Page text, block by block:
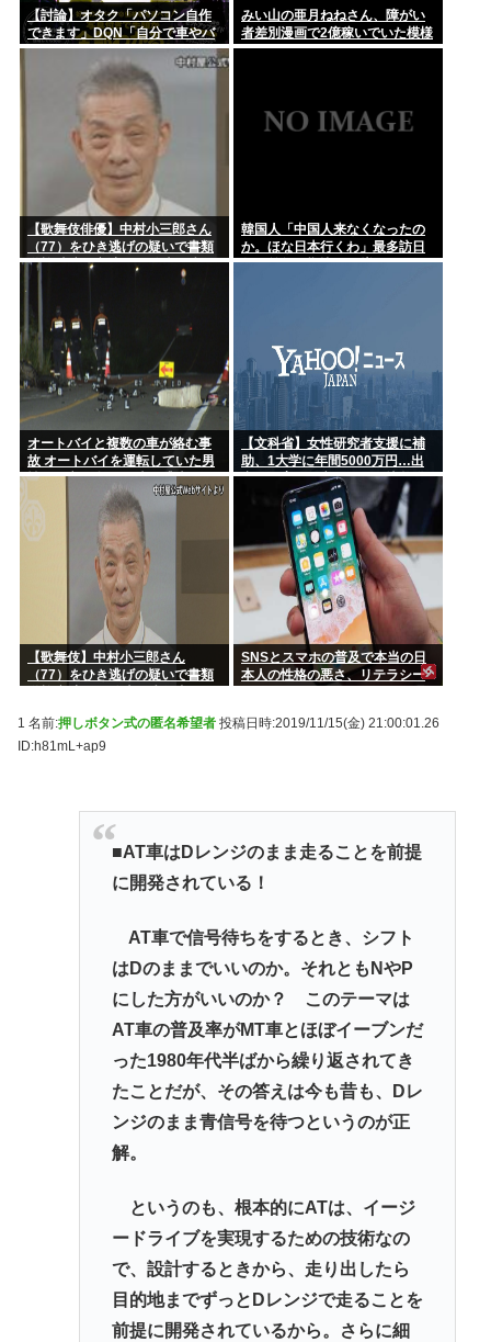
【討論】オタク「パソコン自作
できます」DQN「自分で車やバ
イクいじれます」
みい山の亜月ねねさん、障がい
者差別漫画で2億稼いでいた模様
www
【歌舞伎俳優】中村小三郎さん
（77）をひき逃げの疑いで書類
送検 東京・新宿区の路上で歩行
者の20代女性をはねてけがをさ
韓国人「中国人来なくなったの
か。ほな日本行くわ」最多訪日
数、前年同期比19%増
オートバイと複数の車が絡む事
故 オートバイを運転していた男
性が死亡 現場から車が逃走
【文科省】女性研究者支援に補
助、1大学に年間5000万円…出
産・子育と両立できる環境整備
し研究力底上げ
【歌舞伎】中村小三郎さん
（77）をひき逃げの疑いで書類
え、そのまま逃走か
SNSとスマホの普及で本当の日
本人の性格の悪さ、リテラシー
1 名前:押しボタン式の匿名希望者 投稿日時:2019/11/15(金) 21:00:01.26
ID:h81mL+ap9
■AT車はDレンジのまま走ることを前提
に開発されている！
AT車で信号待ちをするとき、シフト
はDのままでいいのか。それともNやP
にした方がいいのか？ このテーマは
AT車の普及率がMT車とほぼイーブンだ
った1980年代半ばから繰り返されてき
たことだが、その答えは今も昔も、Dレ
ンジのまま青信号を待つというのが正
解。
というのも、根本的にATは、イージ
ードライブを実現するための技術なの
で、設計するときから、走り出したら
目的地までずっとDレンジで走ることを
前提に開発されているから。さらに細